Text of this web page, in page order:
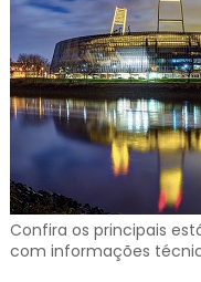
Confira os principais
com informações